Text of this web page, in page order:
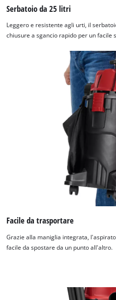
Serbatoio da 25 litri
Leggero e resistente agli urti, il
chiusure a sgancio rapido per un facile
Facile da trasportare
Grazie alla maniglia integrata,
facile da spostare da un punto all'altro.